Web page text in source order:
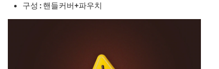
구성 : 핸들커버+파우치